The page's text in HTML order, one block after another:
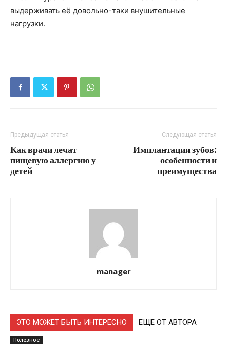
выдерживать её довольно-таки внушительные
нагрузки.
Предыдущая статья
Как врачи лечат
пищевую аллергию у
детей
Следующая статья
Имплантация зубов:
особенности и
преимущества
manager
ЭТО МОЖЕТ БЫТЬ ИНТЕРЕСНО ЕЩЕ ОТ АВТОРА
Полезное